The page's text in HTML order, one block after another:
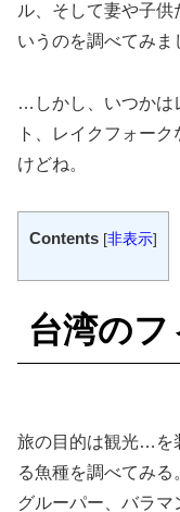
ル、そして妻や子
いうのを調べてみま
…しかし、いつかは
ト、レイクフォー
けどね。
Contents [非表示]
台湾の
旅の目的は観光…を
る魚種を調べてみる
グルーパー、バラマ